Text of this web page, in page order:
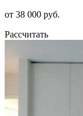
от 38 000 руб.
Рассчитать